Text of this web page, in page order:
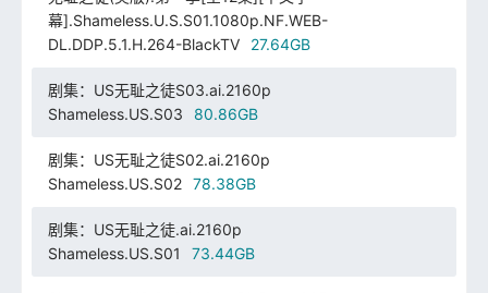
幕].Shameless.U.S.S01.1080p.NF.WEB-
DL.DDP.5.1.H.264-BlackTV
27.64GB
剧集：US无耻之徒S03.ai.2160p
Shameless.US.S03
80.86GB
剧集：US无耻之徒S02.ai.2160p
Shameless.US.S02
78.38GB
剧集：US无耻之徒.ai.2160p
Shameless.US.S01
73.44GB